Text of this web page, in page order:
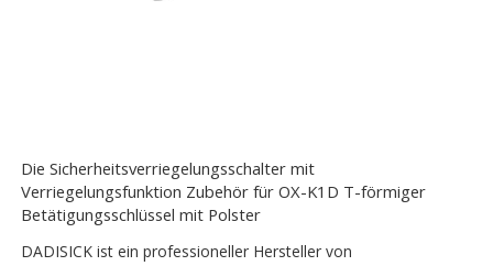
Die Sicherheitsverriegelungsschalter mit
Verriegelungsfunktion Zubehör für OX-K1D T-förmiger
Betätigungsschlüssel mit Polster
DADISICK ist ein professioneller Hersteller von